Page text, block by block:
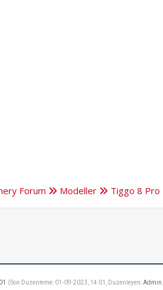
Forum Modeller Tiggo 8 Pro
(Son Düzenleme: 01-09-2023, 14:01, Düzenleyen:Admin